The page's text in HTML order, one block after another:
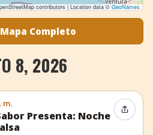
contributors | Location data © GeoNames
Completo
8, 2026
m.
Presenta: Noche